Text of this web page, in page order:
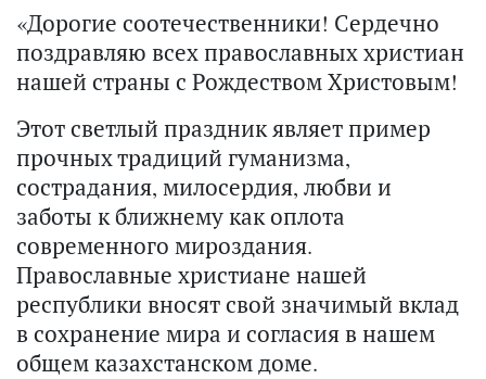
«Дорогие соотечественники! Сердечно
поздравляю всех православных христиан
нашей страны с Рождеством Христовым!
Этот светлый праздник являет пример
прочных традиций гуманизма,
сострадания, милосердия, любви и
заботы к ближнему как оплота
современного мироздания.
Православные христиане нашей
республики вносят свой значимый вклад
в сохранение мира и согласия в нашем
общем казахстанском доме.